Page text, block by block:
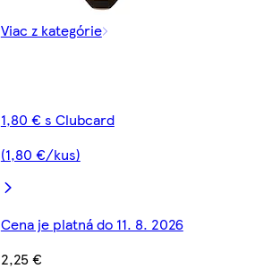
Viac z kategórie
1,80 € s Clubcard
(1,80 €/kus)
Cena je platná do 11. 8. 2026
2,25 €